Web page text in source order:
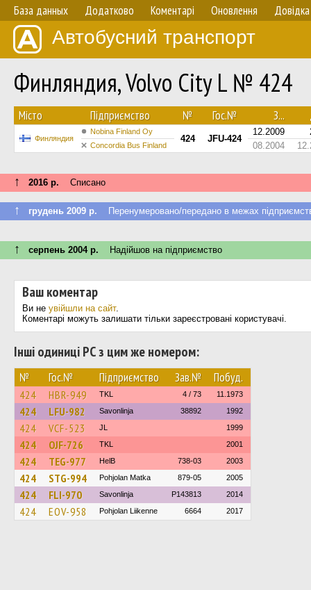
База данных Додатково Коментарі Оновлення Довідка
Автобусний транспорт
Финляндия, Volvo City L № 424
Мiсто Підприємство № Гос.№ З...
Финляндия
Nobina Finland Oy
424 JFU-424
12.2009
Concordia Bus Finland 08.2004
↑ 2016 р. Списано
↑ грудень 2009 р. Перенумеровано/передано в межах
↑ серпень 2004 р. Надійшов на підприємство
Ваш коментар
Ви не увійшли на сайт.
Коментарі можуть залишати тільки зареєстровані користувачі.
Інші одиниці РС з цим же номером:
№ Гос.№ Підприємство Зав.№ Побуд.
424 HBR-949 TKL 4 / 73 11.1973
424 LFU-982 Savonlinja 38892 1992
424 VCF-523 JL 1999
424 OJF-726 TKL 2001
424 TEG-977 HelB 738-03 2003
424 STG-994 Pohjolan Matka 879-05 2005
424 FLI-970 Savonlinja P143813 2014
424 EOV-958 Pohjolan Liikenne 6664 2017